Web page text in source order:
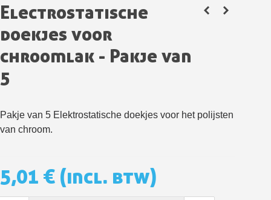
Betaling in 4x gratis vanaf een aankoopwaarde van 30€.
Verzamel loyaliteitspunten bij elke bestelling
Retourneer producten binnen 14 dagen
Electrostatische
doekjes voor
chroomlak - Pakje van
5
Pakje van 5 Elektrostatische doekjes voor het polijsten
van chroom.
5,01 € (incl. btw)